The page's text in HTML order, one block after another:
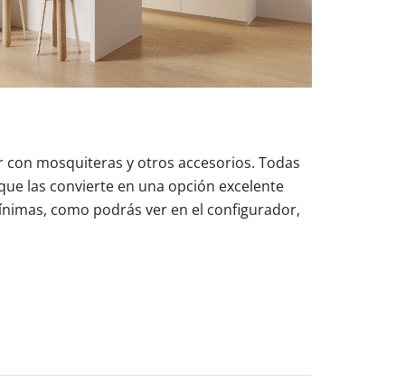
mosquiteras y otros accesorios. Todas
las convierte en una opción excelente
como podrás ver en el configurador,